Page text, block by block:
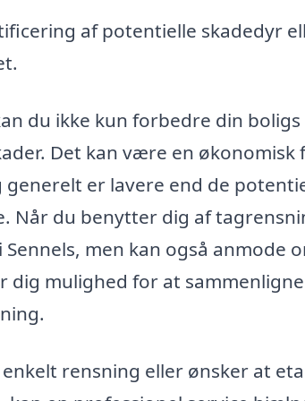
af potentielle skadedyr
du ikke kun forbedre din
Det kan være en
er lavere end de
Når du benytter dig af
men kan også anmode
mulighed for at
rensning eller ønsker at